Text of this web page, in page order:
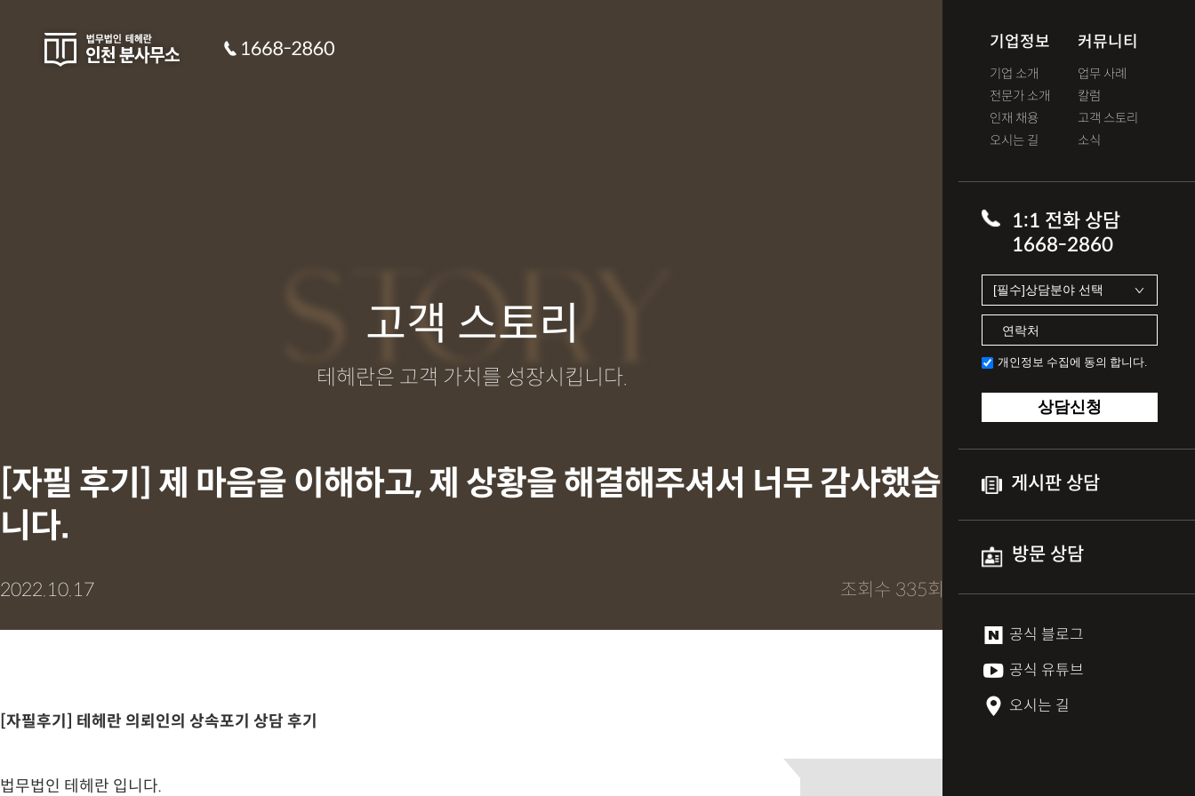
기업정보
기업 소개
전문가 소개
인재 채용
오시는 길
커뮤니티
업무 사례
칼럼
고객 스토리
소식
1:1 전화 상담
1668-2860
개인정보 수집에 동의 합니다.
상담신청
게시판 상담
방문 상담
공식 블로그
공식 유튜브
오시는 길
STORY
고객 스토리
테헤란은 고객 가치를 성장시킵니다.
[자필 후기] 제 마음을 이해하고, 제 상황을 해결해주셔서 너무 감사했습
니다.
2022.10.17 조회수 335회
[자필후기] 테헤란 의뢰인의 상속포기 상담 후기
법무법인 테헤란 입니다.